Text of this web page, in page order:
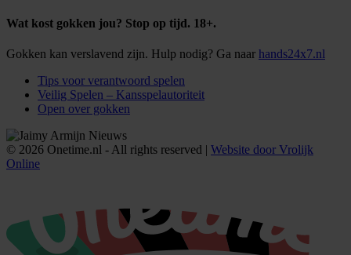
Wat kost gokken jou? Stop op tijd. 18+.
Gokken kan verslavend zijn. Hulp nodig? Ga naar hands24x7.nl
Tips voor verantwoord spelen
Veilig Spelen – Kansspelautoriteit
Open over gokken
© 2026 Onetime.nl - All rights reserved | Website door Vrolijk
Online